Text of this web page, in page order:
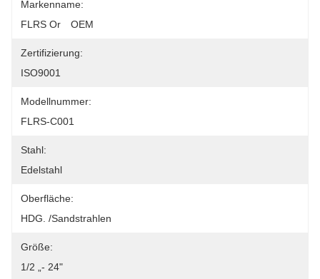
Markenname:
FLRS Or　OEM
Zertifizierung:
ISO9001
Modellnummer:
FLRS-C001
Stahl:
Edelstahl
Oberfläche:
HDG. /Sandstrahlen
Größe:
1/2 „- 24"